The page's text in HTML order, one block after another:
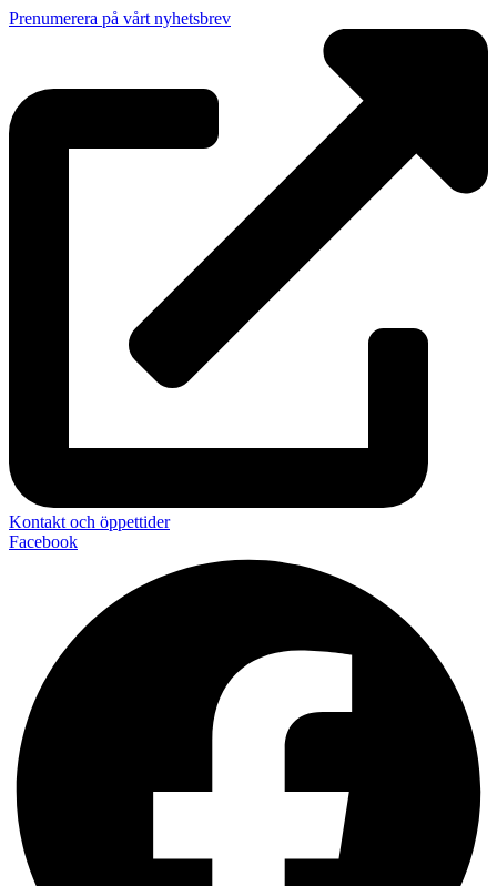
Prenumerera på vårt nyhetsbrev
Kontakt och öppettider
Facebook